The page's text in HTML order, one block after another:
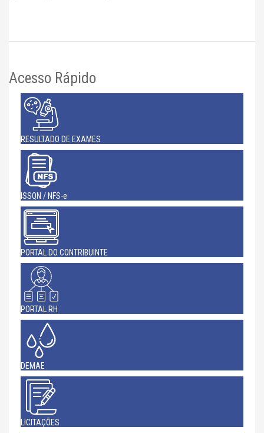
Acesso Rápido
RESULTADO DE EXAMES
ISSQN / NFS-e
PORTAL DO CONTRIBUINTE
PORTAL RH
DEMAE
LICITAÇÕES